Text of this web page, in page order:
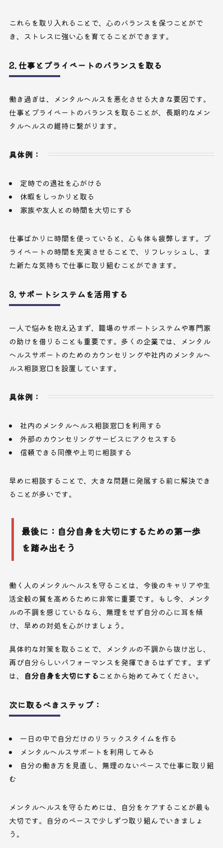
これらを取り入れることで、心のバランスを保つことがで
き、ストレスに強い心を育てることができます。
2. 仕事とプライベートのバランスを取る
働き過ぎは、メンタルヘルスを悪化させる大きな要因です。
仕事とプライベートのバランスを取ることが、長期的なメン
タルヘルスの維持に繋がります。
具体例：
定時での退社を心がける
休暇をしっかりと取る
家族や友人との時間を大切にする
仕事ばかりに時間を使っていると、心も体も疲弊します。プ
ライベートの時間を充実させることで、リフレッシュし、ま
た新たな気持ちで仕事に取り組むことができます。
3. サポートシステムを活用する
一人で悩みを抱え込まず、職場のサポートシステムや専門家
の助けを借りることも重要です。多くの企業では、メンタル
ヘルスサポートのためのカウンセリングや社内のメンタルヘ
ルス相談窓口を設置しています。
具体例：
社内のメンタルヘルス相談窓口を利用する
外部のカウンセリングサービスにアクセスする
信頼できる同僚や上司に相談する
早めに相談することで、大きな問題に発展する前に解決でき
ることが多いです。
最後に：自分自身を大切にするための第一歩
を踏み出そう
働く人のメンタルヘルスを守ることは、今後のキャリアや生
活全般の質を高めるために非常に重要です。もし今、メンタ
ルの不調を感じているなら、無理をせず自分の心に耳を傾
け、早めの対処を心がけましょう。
具体的な対策を取ることで、メンタルの不調から抜け出し、
再び自分らしいパフォーマンスを発揮できるはずです。まず
は、
自分自身を大切にすることから始めてみてください。
次に取るべきステップ：
一日の中で自分だけのリラックスタイムを作る
メンタルヘルスサポートを利用してみる
自分の働き方を見直し、無理のないペースで仕事に取り組
む
メンタルヘルスを守るためには、自分をケアすることが最も
大切です。自分のペースで少しずつ取り組んでいきましょ
う。